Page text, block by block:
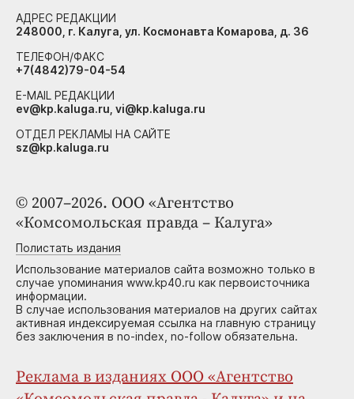
© 2007–2026. ООО «Агентство
«Комсомольская правда – Калуга»
Полистать издания
Использование материалов сайта возможно только в
случае упоминания www.kp40.ru как первоисточника
информации.
В случае использования материалов на других сайтах
активная индексируемая ссылка на главную страницу
без заключения в no-index, no-follow обязательна.
Реклама в изданиях ООО «Агентство
АДРЕС РЕДАКЦИИ
248000, г. Калуга, ул. Космонавта Комарова, д. 36
ТЕЛЕФОН/ФАКС
+7(4842)79-04-54
E-MAIL РЕДАКЦИИ
ev@kp.kaluga.ru, vi@kp.kaluga.ru
ОТДЕЛ РЕКЛАМЫ НА САЙТЕ
sz@kp.kaluga.ru